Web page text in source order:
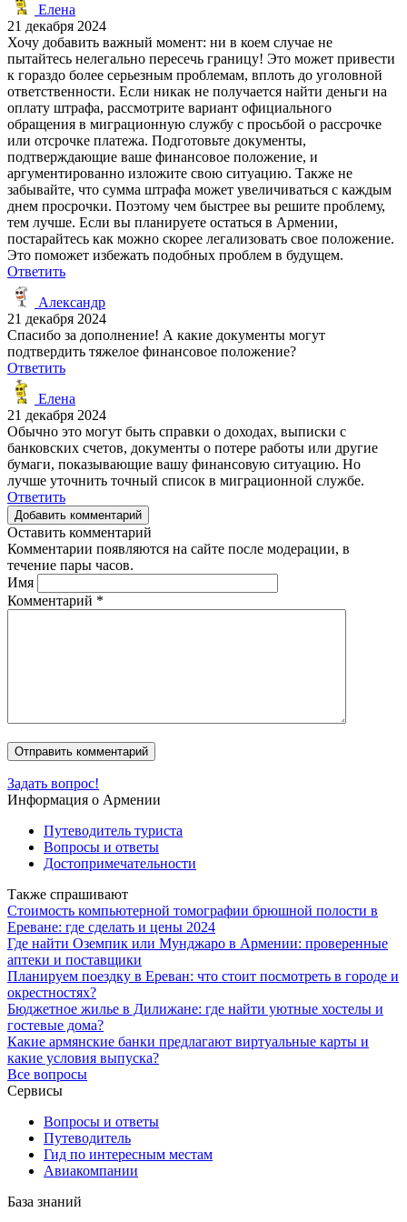
Елена
21 декабря 2024
Хочу добавить важный момент: ни в коем случае не
пытайтесь нелегально пересечь границу! Это может привести
к гораздо более серьезным проблемам, вплоть до уголовной
ответственности. Если никак не получается найти деньги на
оплату штрафа, рассмотрите вариант официального
обращения в миграционную службу с просьбой о рассрочке
или отсрочке платежа. Подготовьте документы,
подтверждающие ваше финансовое положение, и
аргументированно изложите свою ситуацию. Также не
забывайте, что сумма штрафа может увеличиваться с каждым
днем просрочки. Поэтому чем быстрее вы решите проблему,
тем лучше. Если вы планируете остаться в Армении,
постарайтесь как можно скорее легализовать свое положение.
Это поможет избежать подобных проблем в будущем.
Ответить
Александр
21 декабря 2024
Спасибо за дополнение! А какие документы могут
подтвердить тяжелое финансовое положение?
Ответить
Елена
21 декабря 2024
Обычно это могут быть справки о доходах, выписки с
банковских счетов, документы о потере работы или другие
бумаги, показывающие вашу финансовую ситуацию. Но
лучше уточнить точный список в миграционной службе.
Ответить
Добавить комментарий
Оставить комментарий
Комментарии появляются на сайте после модерации, в
течение пары часов.
Имя
Комментарий *
Задать вопрос!
Информация о Армении
Путеводитель туриста
Вопросы и ответы
Достопримечательности
Также спрашивают
Стоимость компьютерной томографии брюшной полости в
Ереване: где сделать и цены 2024
Где найти Оземпик или Мунджаро в Армении: проверенные
аптеки и поставщики
Планируем поездку в Ереван: что стоит посмотреть в городе и
окрестностях?
Бюджетное жилье в Дилижане: где найти уютные хостелы и
гостевые дома?
Какие армянские банки предлагают виртуальные карты и
какие условия выпуска?
Все вопросы
Сервисы
Вопросы и ответы
Путеводитель
Гид по интересным местам
Авиакомпании
База знаний